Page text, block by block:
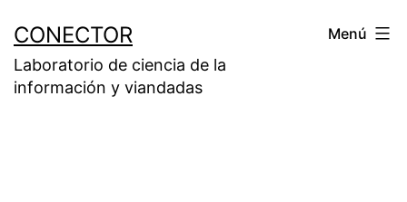
contenido
CONECTOR
Laboratorio de ciencia de la
información y viandadas
Menú